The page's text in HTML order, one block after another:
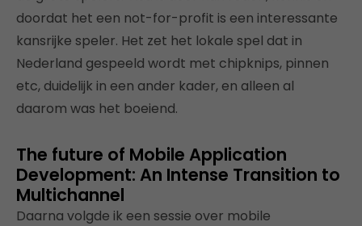
doordat het een not-for-profit is een interessante
kansrijke speler. Het zet het lokale spel dat in
Nederland gespeeld wordt met chipknips, pinnen
etc, duidelijk in een ander kader, en alleen al
daarom was het boeiend.
The future of Mobile Application
Development: An Intense Transition to
Multichannel
Daarna volgde ik een sessie over mobile